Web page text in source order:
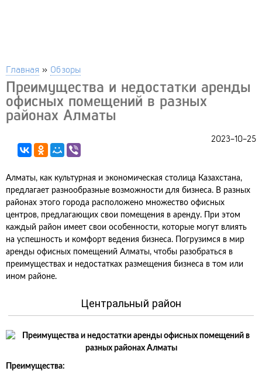
Главная » Обзоры
Преимущества и недостатки аренды
офисных помещений в разных
районах Алматы
2023-10-25
Алматы, как культурная и экономическая столица Казахстана,
предлагает разнообразные возможности для бизнеса. В разных
районах этого города расположено множество офисных
центров, предлагающих свои помещения в аренду. При этом
каждый район имеет свои особенности, которые могут влиять
на успешность и комфорт ведения бизнеса. Погрузимся в мир
аренды офисных помещений Алматы, чтобы разобраться в
преимуществах и недостатках размещения бизнеса в том или
ином районе.
Центральный район
Преимущества: